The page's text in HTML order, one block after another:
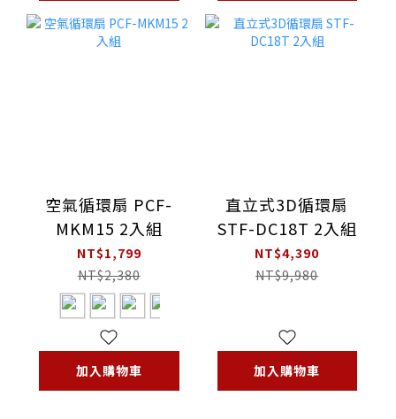
空氣循環扇 PCF-
MKM15 2入組
NT$1,799
NT$2,380
加入購物車
直立式3D循環扇
STF-DC18T 2入組
NT$4,390
NT$9,980
加入購物車